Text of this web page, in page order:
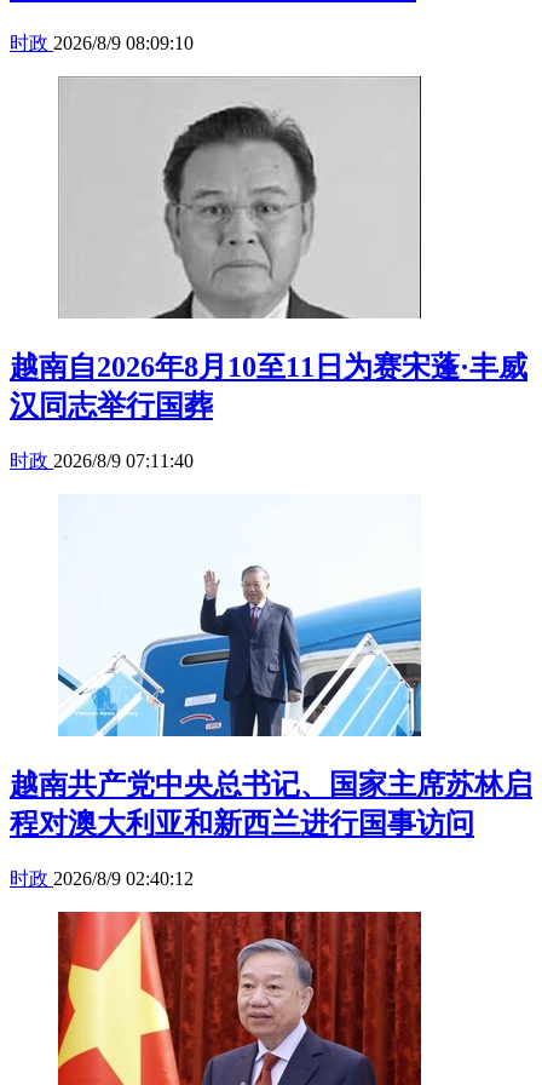
时政 2026/8/9 08:09:10
越南自2026年8月10至11日为赛宋蓬·丰威
汉同志举行国葬
时政 2026/8/9 07:11:40
越南共产党中央总书记、国家主席苏林启
程对澳大利亚和新西兰进行国事访问
时政 2026/8/9 02:40:12